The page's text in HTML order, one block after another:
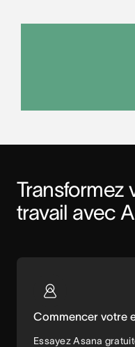
Transformez
travail avec
Commencer votre
Essayez Asana